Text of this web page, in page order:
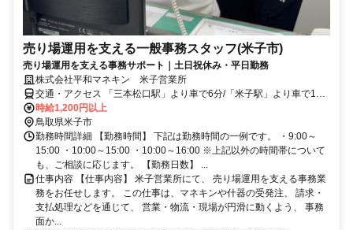
売り場運用を支える一般事務スタッフ(米子市)
売り場運用を支える事務サポート｜土日祝休み・平日勤務
株式会社平和マネキン 米子営業所
交通・アクセス 「三本松口駅」より車で6分/「米子駅」より車で14
分 ※車通勤可
時給1,200円以上
鳥取県米子市
勤務時間詳細 【勤務時間】 下記は勤務時間の一例です。 ・9:00～
15:00 ・10:00～15:00 ・10:00～16:00 ※上記以外の時間帯について
も、ご相談に応じます。 【勤務日数】 ...
仕事内容 【仕事内容】 米子営業所にて、 売り場運用を支える事務業
務をお任せします。 この仕事は、マネキンや什器の受発注、 請求・
支払処理などを通じて、 営業・物流・現場が円滑に動くよう、 事務
面か...